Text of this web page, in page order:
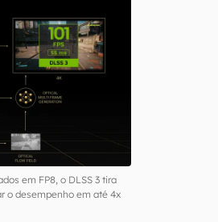
em FP8, o DLSS 3 tira
o desempenho em até 4x